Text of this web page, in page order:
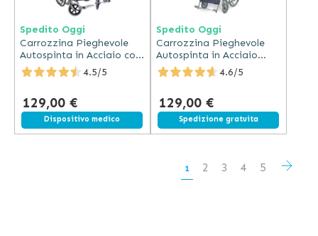
Spedito Oggi
Carrozzina Pieghevole
Autospinta in Acciaio con
Braccioli Imbottiti
4.5/5
129,00 €
Spedizione gratuita
Dispositivo medico
Spedito Oggi
Carrozzina Pieghevole
Autospinta in Acciaio
Cromato con Gomme
Piene
4.6/5
129,00 €
Spedizione gratuita
Pagina
Attualmente
1 Pagina
2 Pagina
3 Pagina
4 Pagina
5